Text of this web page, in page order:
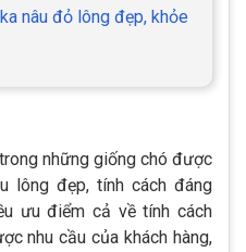
nâu đỏ lông đẹp, khỏe
những giống chó được
lông đẹp, tính cách đáng
ưu điểm cả về tính cách
nhu cầu của khách hàng,